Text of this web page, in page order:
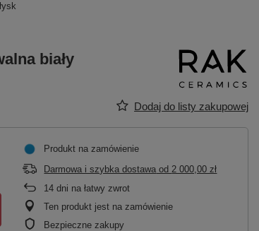
biały
Dodaj do listy zakupowej
Produkt na zamówienie
Darmowa i szybka dostawa od 2 000,00 zł
14 dni na łatwy zwrot
Ten produkt jest na zamówienie
Bezpieczne zakupy